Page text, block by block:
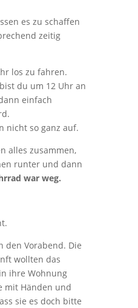
es zu schaffen
zeitig
los zu fahren.
du um 12 Uhr an
einfach
nicht so ganz auf.
alles zusammen,
runter und dann
war weg.
den Vorabend. Die
wollten das
ihre Wohnung
mit Händen und
sie es doch bitte